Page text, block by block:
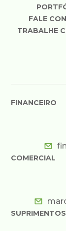
FALE
TRABALHE
FINANCEIRO
COMERCIAL
SUPRIMENTOS